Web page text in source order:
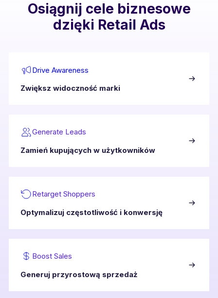
Osiągnij cele biznesowe
dzięki Retail Ads
Drive Awareness
Zwiększ widoczność marki
Generate Leads
Zamień kupujących w użytkowników
Retarget Shoppers
Optymalizuj częstotliwość i konwersję
Boost Sales
Generuj przyrostową sprzedaż